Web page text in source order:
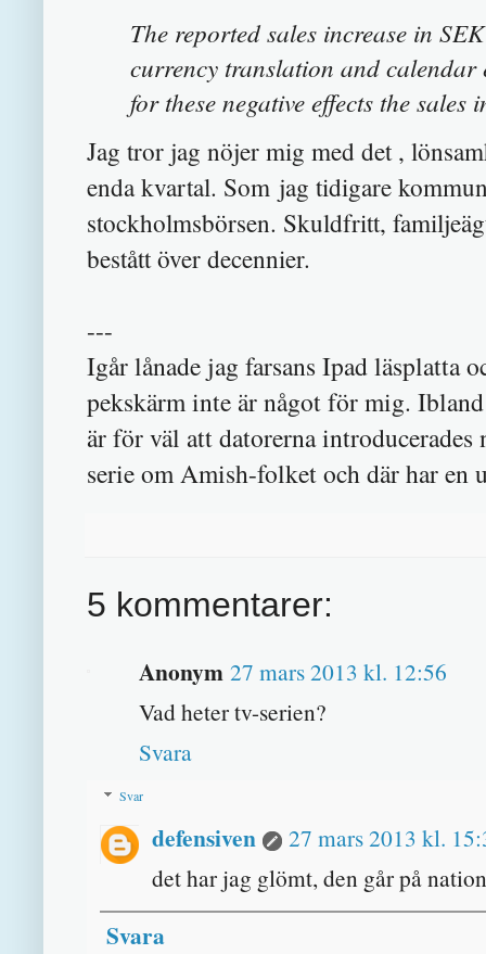
The reported sales increase in
currency translation and
for these negative effects the sales
Jag tror jag nöjer mig med det ,
enda kvartal. Som jag tidigare
stockholmsbörsen. Skuldfritt,
bestått över decennier.
---
Igår lånade jag farsans Ipad läsplatta
pekskärm inte är något för mig.
är för väl att datorerna
serie om Amish-folket och där har
5 kommentarer:
Anonym 27 mars 2013 kl. 12:56
Vad heter tv-serien?
Svara
Svar
defensiven
27 mars 2013 kl.
det har jag glömt, den går på
Svara